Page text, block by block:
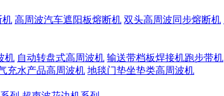
机 高周波汽车遮阳板熔断机 双头高周波同步熔断机
机 自动转盘式高周波机 输送带档板焊接机跑步带机
充水产品高周波机 地毯门垫坐垫类高周波机